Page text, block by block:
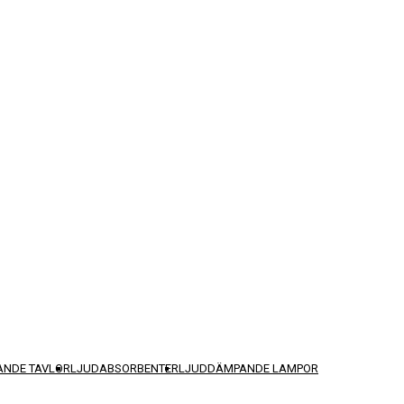
TAVLORLJUDABSORBENTERLJUDDÄMPANDE LAMPOR